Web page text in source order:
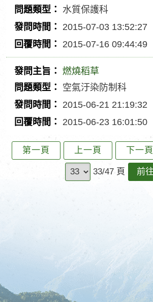
時
間
發
問
主
旨
問
類
水質保護科
發
時
2015-07-03 13:52:27
回
覆
時
間
2015-07-16 09:44:49
發
問
主
旨
燃燒稻草
問
類
型
空氣汙染防制科
發
時
間
2015-06-21 21:19:32
覆
時
2015-06-23 16:01:50
第一頁 上一頁 下一頁
33/47 頁
往